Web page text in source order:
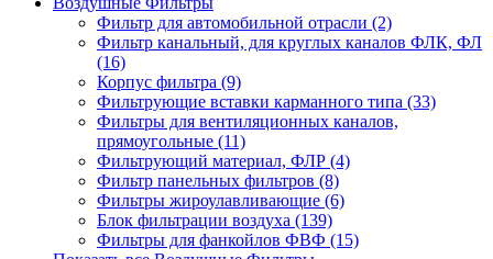
Фильтр для автомобильной отрасли (2)
Фильтр канальный, для круглых каналов ФЛК, ФЛ
(16)
Корпус фильтра (9)
Фильтрующие вставки карманного типа (33)
Фильтры для вентиляционных каналов,
прямоугольные (11)
Фильтрующий материал, ФЛР (4)
Фильтр панельных фильтров (8)
Фильтры жироулавливающие (6)
Блок фильтрации воздуха (139)
Фильтры для фанкойлов ФВФ (15)